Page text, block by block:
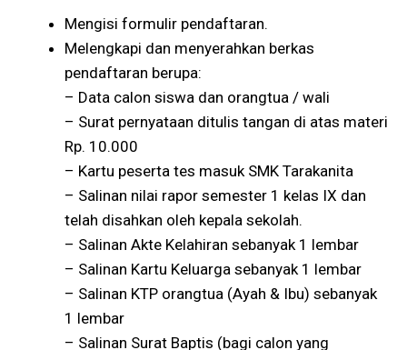
Mengisi formulir pendaftaran.
Melengkapi dan menyerahkan berkas
pendaftaran berupa:
– Data calon siswa dan orangtua / wali
– Surat pernyataan ditulis tangan di atas materi
Rp. 10.000
– Kartu peserta tes masuk SMK Tarakanita
– Salinan nilai rapor semester 1 kelas IX dan
telah disahkan oleh kepala sekolah.
– Salinan Akte Kelahiran sebanyak 1 lembar
– Salinan Kartu Keluarga sebanyak 1 lembar
– Salinan KTP orangtua (Ayah & Ibu) sebanyak
1 lembar
– Salinan Surat Baptis (bagi calon yang